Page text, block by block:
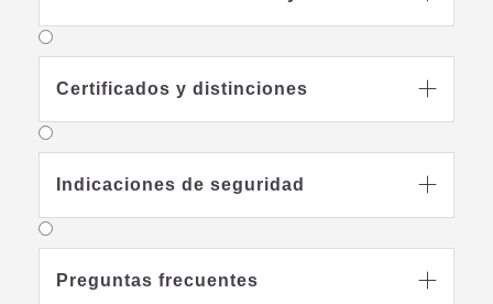
Con TENCEL™ Lyocell ha
Lyocell es una fibra de celulosa que
se obtiene de la madera mediante un
muchas fibras: Fina como la seda,
fuerte como el Poliéster, fácil de
la lana y absorbe bastante más vapor
Certificados y distinciones 
Indicaciones de seguridad 
Preguntas frecuentes 